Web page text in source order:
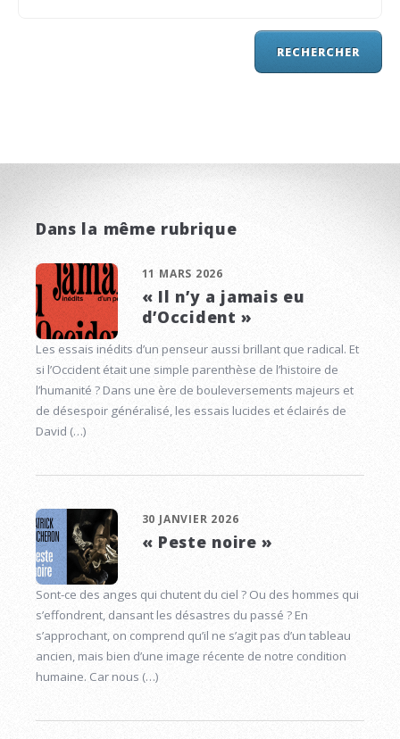
Dans la même rubrique
11 MARS 2026
« Il n’y a jamais eu
d’Occident »
Les essais inédits d’un penseur aussi brillant que radical. Et
si l’Occident était une simple parenthèse de l’histoire de
l’humanité ? Dans une ère de bouleversements majeurs et
de désespoir généralisé, les essais lucides et éclairés de
David (…)
30 JANVIER 2026
« Peste noire »
Sont-ce des anges qui chutent du ciel ? Ou des hommes qui
s’effondrent, dansant les désastres du passé ? En
s’approchant, on comprend qu’il ne s’agit pas d’un tableau
ancien, mais bien d’une image récente de notre condition
humaine. Car nous (…)